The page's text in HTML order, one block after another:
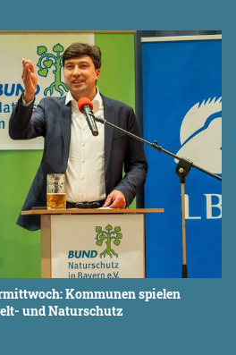
Kommunen spielen
und Naturschutz